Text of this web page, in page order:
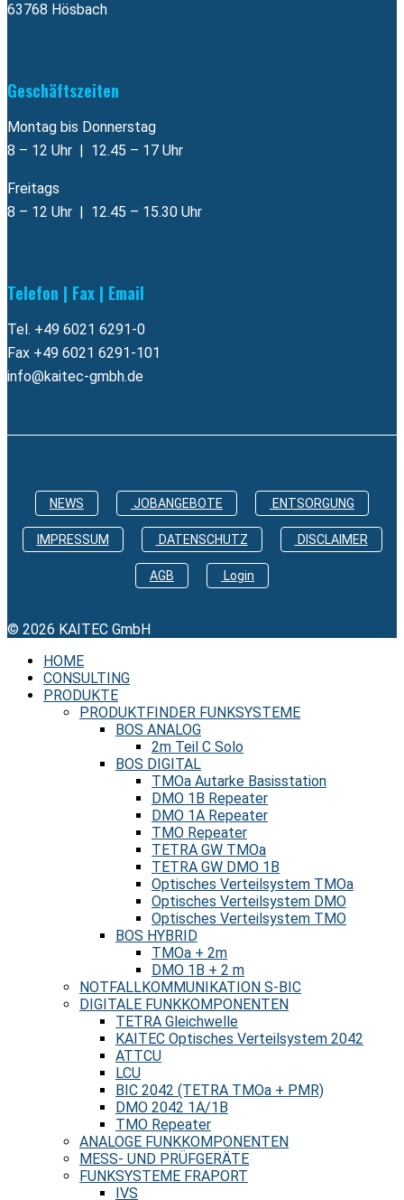
63768 Hösbach
Geschäftszeiten
Montag bis Donnerstag
8 – 12 Uhr | 12.45 – 17 Uhr
Freitags
8 – 12 Uhr | 12.45 – 15.30 Uhr
Telefon | Fax | Email
Tel. +49 6021 6291-0
Fax +49 6021 6291-101
info@kaitec-gmbh.de
NEWS JOBANGEBOTE ENTSORGUNG
IMPRESSUM DATENSCHUTZ DISCLAIMER
AGB Login
© 2026 KAITEC GmbH
HOME
CONSULTING
PRODUKTE
PRODUKTFINDER FUNKSYSTEME
BOS ANALOG
2m Teil C Solo
BOS DIGITAL
TMOa Autarke Basisstation
DMO 1B Repeater
DMO 1A Repeater
TMO Repeater
TETRA GW TMOa
TETRA GW DMO 1B
Optisches Verteilsystem TMOa
Optisches Verteilsystem DMO
Optisches Verteilsystem TMO
BOS HYBRID
TMOa + 2m
DMO 1B + 2 m
NOTFALLKOMMUNIKATION S-BIC
DIGITALE FUNKKOMPONENTEN
TETRA Gleichwelle
KAITEC Optisches Verteilsystem 2042
ATTCU
LCU
BIC 2042 (TETRA TMOa + PMR)
DMO 2042 1A/1B
TMO Repeater
ANALOGE FUNKKOMPONENTEN
MESS- UND PRÜFGERÄTE
FUNKSYSTEME FRAPORT
IVS